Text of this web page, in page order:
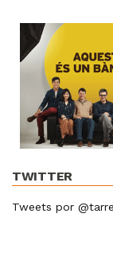
TWITTER
Tweets por